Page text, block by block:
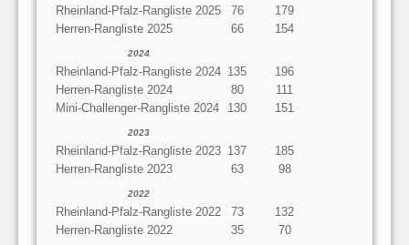
Rheinland-Pfalz-Rangliste 2025 76
179
Herren-Rangliste 2025
66 154
2024
Rheinland-Pfalz-Rangliste 2024 135
196
Herren-Rangliste 2024
80
111
Mini-Challenger-Rangliste 2024
130 151
2023
Rheinland-Pfalz-Rangliste 2023 137
185
Herren-Rangliste 2023
63 98
2022
Rheinland-Pfalz-Rangliste 2022 73
132
Herren-Rangliste 2022
35 70